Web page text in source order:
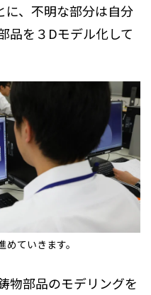
に、不明な部分は自分
品を３Dモデル化して
ていきます。
物部品のモデリングを